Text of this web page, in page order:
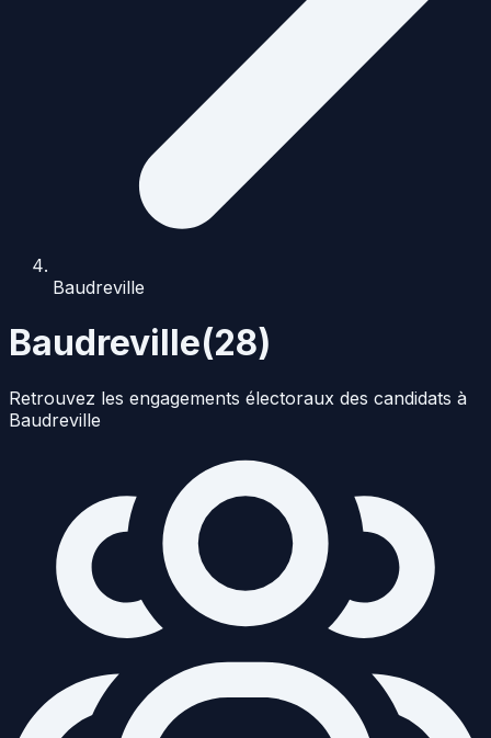
Baudreville
Baudreville(28)
Retrouvez les engagements électoraux des candidats à
Baudreville